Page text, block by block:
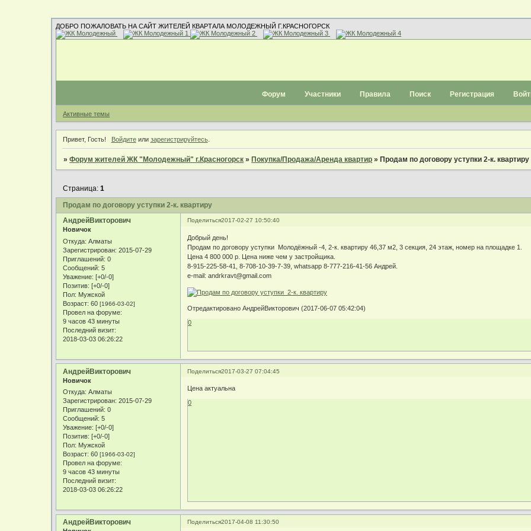
ДОБРО ПОЖАЛОВАТЬ НА САЙТ ЖИТЕЛЕЙ КВАРТАЛА МОЛОДЕЖНЫЙ Г.КРАСНОГОРСК
Форум Участники Правила Поиск Регистрация
Активные темы
Привет, Гость! Войдитеили зарегистрируйтесь.
»Форум жителей ЖК "Молодежный" г.Красногорск » Покупка/Продажа/Аренда квартир » Продам по договору уступки 2-к. квартиру
Продам по договору уступки 2-к. квартиру
Страница:1
Поделиться2017-02-27 10:50:40
АндрейВикторович
Новичок
Откуда: Алматы
Зарегистрирован: 2015-07-29
Приглашений: 0
Сообщений: 5
Уважение: [+0/-0]
Позитив: [+0/-0]
Пол: Мужской
Возраст: 60[1966-03-02]
Провел на форуме:
9 часов 43 минуты
Последний визит:
2018-03-03 06:26:22
Добрый день!
Продам по договору уступки Молодёжный -4, 2-к. квартиру 46,37 м2, 3 секция, 24 этаж, номер на площадке 1.
Цена 4 800 000 р. Цена ниже чем у застройщика.
8-915-225-58-41, 8-708-10-39-7-39, whatsapp 8-777-216-41-56 Андрей.
e-mail: andrkravt@gmail.com
Отредактировано АндрейВикторович (2017-06-07 05:42:04)
0
Поделиться2017-03-27 07:04:45
АндрейВикторович
Новичок
Откуда: Алматы
Зарегистрирован: 2015-07-29
Приглашений: 0
Сообщений: 5
Уважение: [+0/-0]
Позитив: [+0/-0]
Пол: Мужской
Возраст: 60[1966-03-02]
Провел на форуме:
9 часов 43 минуты
Последний визит:
2018-03-03 06:26:22
Цена актуальна
0
Поделиться2017-04-08 11:30:50
АндрейВикторович